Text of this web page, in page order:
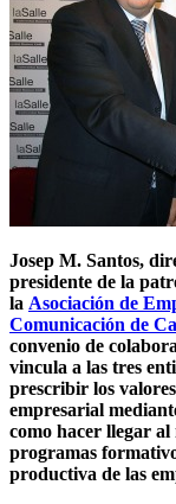
Josep M. Santos,
presidente de la
la Asociación de
Comunicación de
convenio de
vincula a las tres
prescribir los
empresarial
como hacer llegar
programas
productiva de las